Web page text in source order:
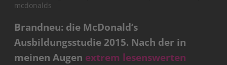
mcdonalds
Brandneu: die McDonald’s
Ausbildungsstudie 2015. Nach der in
meinen Augen extrem lesenswerten